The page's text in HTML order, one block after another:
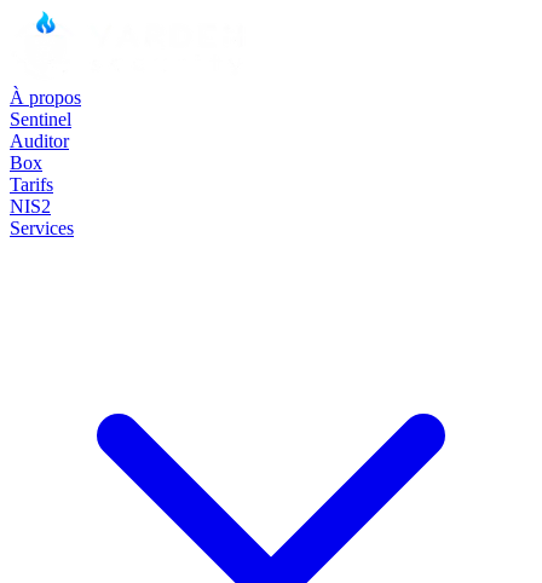
À propos
Sentinel
Auditor
Box
Tarifs
NIS2
Services